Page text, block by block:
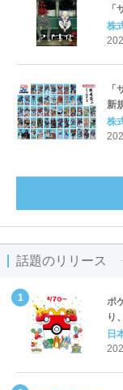
イ
株
新
公
路
株
話題のリリース
ポ
り
定
日